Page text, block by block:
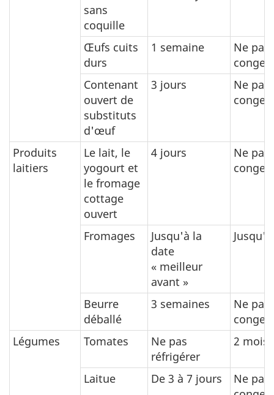
sans
coquille
Œufs cuits
durs
1 semaine
Ne pas
Contenant
ouvert de
substituts
d'œuf
3 jours
Ne pas
Produits
laitiers
Le lait, le
yogourt et
le fromage
cottage
ouvert
4 jours
Ne pas
Fromages
Jusqu'à la
date
« meilleur
avant »
Beurre
déballé
3 semaines
Ne pas
Légumes
Tomates
Ne pas
réfrigérer
2 mois
Laitue De 3 à 7 jours
Ne pas